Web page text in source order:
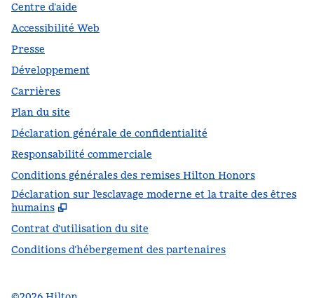
Centre d’aide
Accessibilité Web
Presse
Développement
Carrières
Plan du site
Déclaration générale de confidentialité
Responsabilité commerciale
Conditions générales des remises Hilton Honors
Déclaration sur l'esclavage moderne et la traite des êtres
humains
Contrat d'utilisation du site
Conditions d’hébergement des partenaires